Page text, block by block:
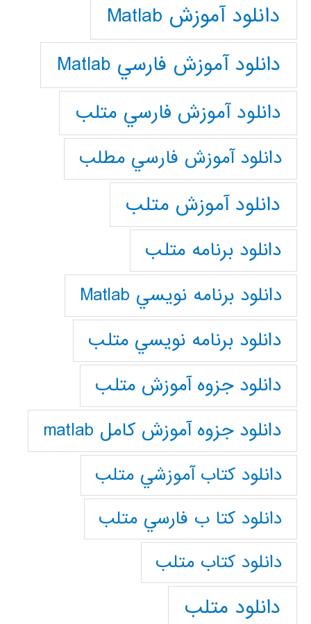
دانلود آموزش Matlab
دانلود آموزش فارسي Matlab
دانلود آموزش فارسي متلب
دانلود آموزش فارسي مطلب
دانلود آموزش متلب
دانلود برنامه متلب
دانلود برنامه نويسي Matlab
دانلود برنامه نويسي متلب
دانلود جزوه آموزش متلب
دانلود جزوه آموزش کامل matlab
دانلود كتاب آموزشي متلب
دانلود كتا ب فارسي متلب
دانلود كتاب متلب
دانلود متلب